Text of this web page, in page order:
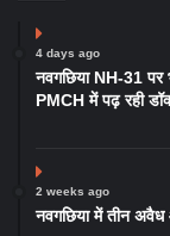
4 days ago
नवगछिया NH-31 पर
PMCH में पढ़ रही
2 weeks ago
नवगछिया में तीन